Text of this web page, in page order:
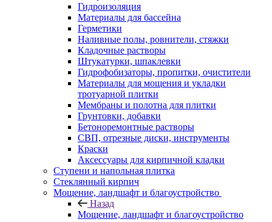
Гидроизоляция
Материалы для бассейна
Герметики
Наливные полы, ровнители, стяжки
Кладочные растворы
Штукатурки, шпаклевки
Гидрофобизаторы, пропитки, очистители
Материалы для мощения и укладки
тротуарной плитки
Мембраны и полотна для плитки
Грунтовки, добавки
Бетоноремонтные растворы
СВП, отрезные диски, инструменты
Краски
Аксессуары для кирпичной кладки
Ступени и напольная плитка
Cтеклянный кирпич
Мощение, ландшафт и благоустройство
Назад
Мощение, ландшафт и благоустройство